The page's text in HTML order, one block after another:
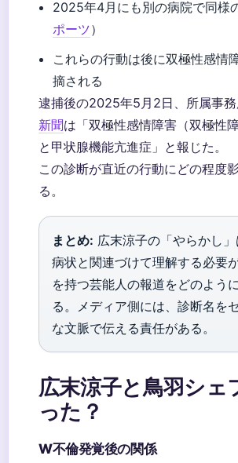
2025年4月にも別の病院で同様
ポーツ）
これらの行動は後に双極性感情
摘される
逮捕後の2025年5月2日、所属事
新聞は「双極性感情障害（双極性
と甲状腺機能亢進症」と報じた。
この診断が直近の行動にどの程度
る。
まとめ: 広末涼子の「やらかし
病状と関連づけて理解する必要
を持つ芸能人の報道をどのよう
る。メディア側には、診断名を
な文脈で伝える責任がある。
広末涼子と鳥羽シ
った？
W不倫発覚後の関係